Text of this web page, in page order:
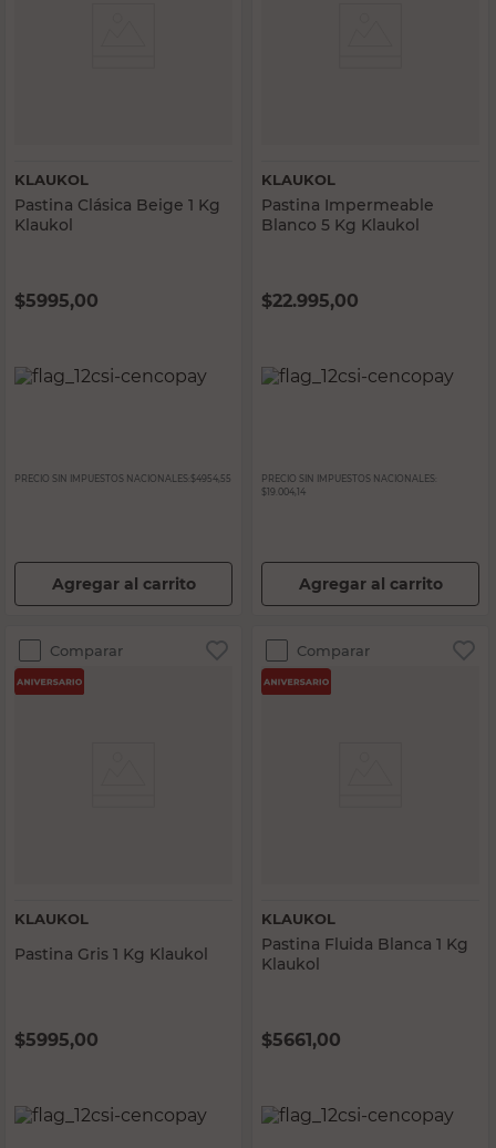
KLAUKOL
Pastina Clásica Beige 1 Kg
Klaukol
$5995,00
PRECIO SIN IMPUESTOS NACIONALES: $4954,55
Agregar al carrito
KLAUKOL
Pastina Impermeable
Blanco 5 Kg Klaukol
$22.995,00
PRECIO SIN IMPUESTOS NACIONALES:
$19.004,14
Agregar al carrito
Comparar
KLAUKOL
Pastina Gris 1 Kg Klaukol
$5995,00
Comparar
KLAUKOL
Pastina Fluida Blanca 1 Kg
Klaukol
$5661,00